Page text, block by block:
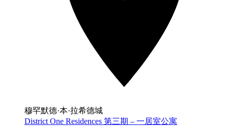
穆罕默德·本·拉希德城
District One Residences 第三期 – 一居室公寓